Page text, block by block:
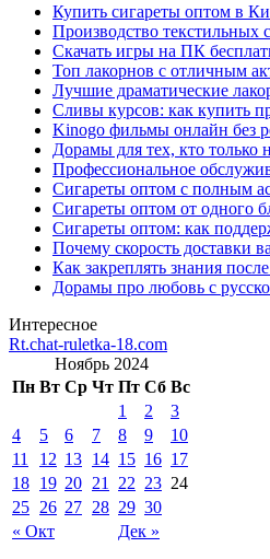
Купить сигареты оптом в
Производство текстильных
Скачать игры на ПК
Топ лакорнов с отличным
Лучшие драматические
Сливы курсов: как купить
Kinogo фильмы онлайн без
Дорамы для тех, кто только
Профессиональное
Сигареты оптом с полным
Сигареты оптом от одного
Сигареты оптом: как
Почему скорость доставки
Как закреплять знания
Дорамы про любовь с
Интересное
Rt.chat-ruletka-18.com
Ноябрь 2024
Пн Вт Ср Чт Пт Сб Вс
« Окт Дек »
1 2
3
4
5 6 7 8 9
10
11
12 13 14 15 16 17
18 19 20 21 22 23 24
25 26 27 28 29 30